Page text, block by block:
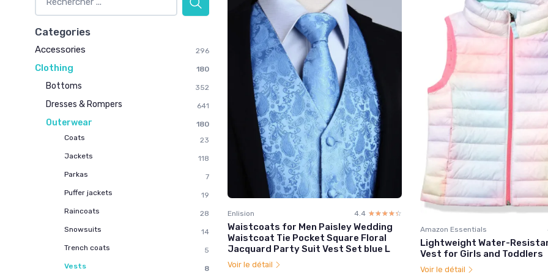
Categories
Accessories 296
Clothing 180
Bottoms 352
Dresses & Rompers 641
Outerwear
180
Coats
23
Jackets
118
Parkas
7
Puffer jackets
19
Raincoats
28
Snowsuits
14
Trench coats
5
Vests
8
Enlision 4.4 ☆☆☆☆☆
★★★★★
Waistcoats for Men Paisley Wedding
Waistcoat Tie Pocket Square Floral
Jacquard Party Suit Vest Set blue L
Voir le détail
Amazon Essentials
Lightweight Water-
Vest for Girls and Toddlers
Voir le détail